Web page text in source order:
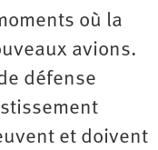
où la
avions.
défense
et doivent